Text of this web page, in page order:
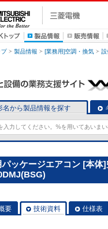
製品情報 [業務用]空調・換気
名から製品情報を探す
ッケージエアコン [本体
要 技術資料 仕様表